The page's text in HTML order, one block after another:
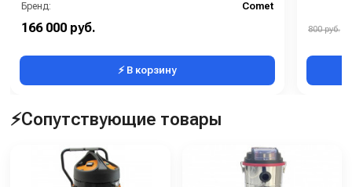
Бренд:
Comet
Защита от перегрева:
166 000 руб.
⚡ В корзину
800 руб.
⚡Сопутствующие товары